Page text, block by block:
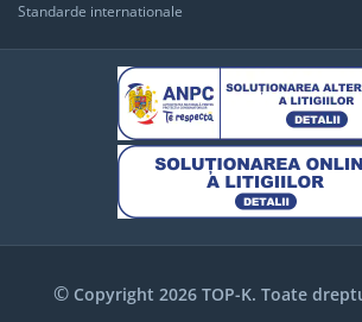
Standarde internationale
© Copyright 2026 TOP-K. Toate